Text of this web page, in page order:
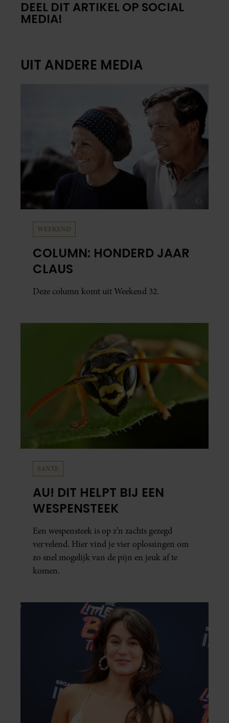
DEEL DIT ARTIKEL OP SOCIAL
MEDIA!
UIT ANDERE MEDIA
WEEKEND
COLUMN: HONDERD JAAR
CLAUS
Deze column komt uit Weekend 32.
SANTE
AU! DIT HELPT BIJ EEN
WESPENSTEEK
Een wespensteek is op z’n zachts gezegd
vervelend. Hier vind je vier oplossingen om
zo snel mogelijk van de pijn en jeuk af te
komen.